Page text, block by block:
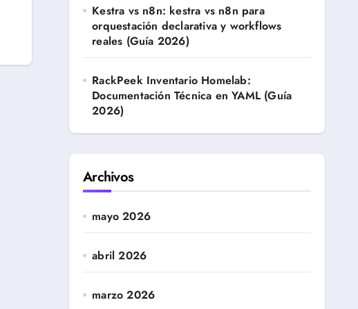
Kestra vs n8n: kestra vs n8n para
orquestación declarativa y workflows
reales (Guía 2026)
RackPeek Inventario Homelab:
Documentación Técnica en YAML (Guía
2026)
Archivos
mayo 2026
abril 2026
marzo 2026